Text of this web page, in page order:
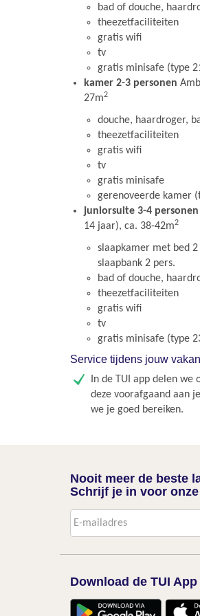
bad of douche,
theezetfaciliteiten
gratis wifi
tv
gratis minisafe (type
kamer 2-3 personen
27m2
douche, haardroger,
theezetfaciliteiten
gratis wifi
tv
gratis minisafe
gerenoveerde kamer
juniorsuite 3-4 personen
14 jaar), ca. 38-42m2
slaapkamer met bed
slaapbank 2 pers.
bad of douche,
theezetfaciliteiten
gratis wifi
tv
gratis minisafe (type
Service tijdens jouw
In de TUI app delen
deze voorafgaand aan
we je goed bereiken.
Nooit meer de beste
Schrijf je in voor
Download de TUI App